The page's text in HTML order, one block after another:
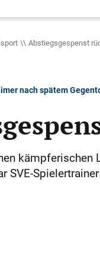
Abstiegsgespenst
nach spätem
kämpferischen
SVE-